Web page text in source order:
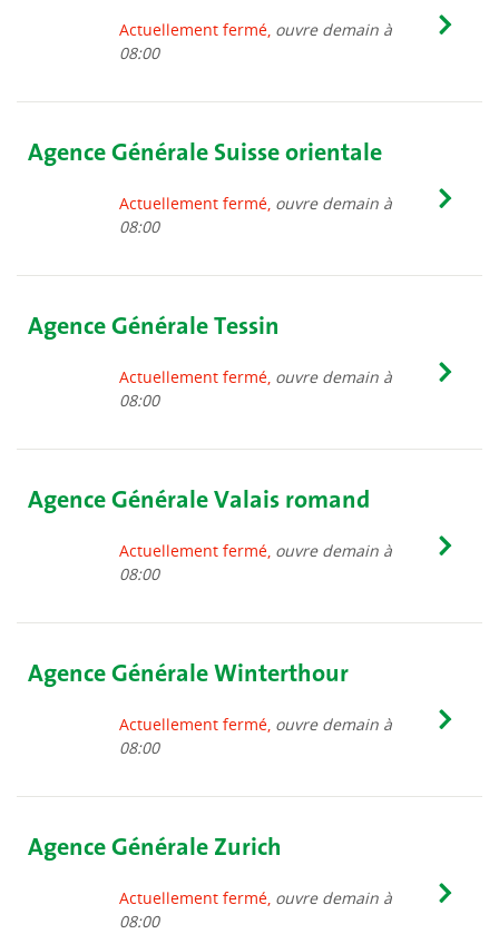
Actuellement fermé, ouvre demain à
08:00
Agence Générale Suisse orientale
Actuellement fermé, ouvre demain à
08:00
Agence Générale Tessin
Actuellement fermé, ouvre demain à
08:00
Agence Générale Valais romand
Actuellement fermé, ouvre demain à
08:00
Agence Générale Winterthour
Actuellement fermé, ouvre demain à
08:00
Agence Générale Zurich
Actuellement fermé, ouvre demain à
08:00